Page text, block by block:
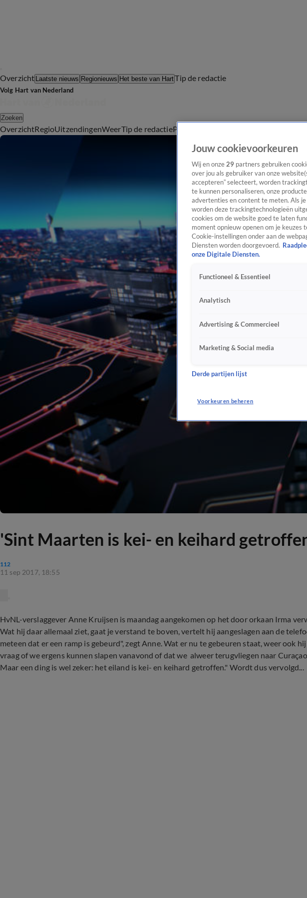
Overzicht Laatste nieuws Regionieuws Het beste van HartTip de redactie
Volg Hart van Nederland
Zoeken
OverzichtRegioUitzendingenWeerTip de redactiePanel
'Sint Maarten is kei- en keihard
112
11 sep 2017, 18:55
HvNL-verslaggever Anne Kruijsen is maandag aangekomen op het door orkaan Irma
Wat hij daar allemaal ziet, gaat je verstand te boven, vertelt hij aangeslagen aan de
meteen dat er een ramp is gebeurd", zegt Anne. Wat er nu te gebeuren staat, weer ook
vraag of we ergens kunnen slapen vanavond of dat we alweer terugvliegen naar
Maar een ding is wel zeker: het eiland is kei- en keihard getroffen." Wordt dus vervolgd...
Jouw cookievoorkeuren
Wij en onze 29 partners gebruiken
over jou als gebruiker van onze
accepteren” selecteert, worden
te kunnen personaliseren, onze
advertenties en content te meten. Als
worden deze trackingtechnologieën
cookies om de website goed te laten
moment opnieuw openen om je keuzes
Cookie-instellingen onder aan de
Diensten worden doorgevoerd.
onze Digitale Diensten.
Functioneel & Essentieel
Analytisch
Advertising & Commercieel
Marketing & Social media
Derde partijen lijst
Voorkeuren beheren